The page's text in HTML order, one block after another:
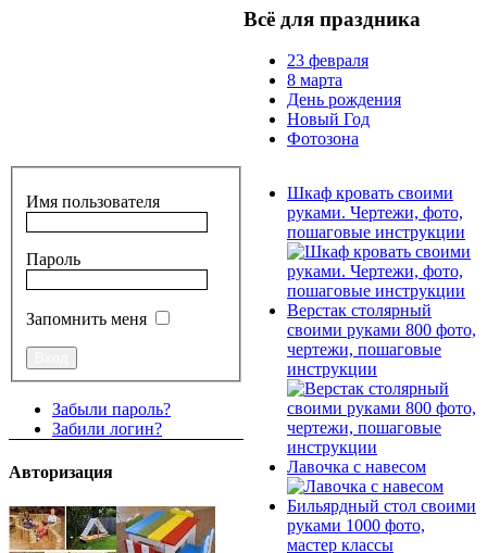
Всё для праздника
23 февраля
8 марта
День рождения
Новый Год
Фотозона
Имя пользователя
Пароль
Запомнить меня
Забыли пароль?
Забили логин?
Авторизация
Шкаф кровать своими
руками. Чертежи, фото,
пошаговые инструкции
Верстак столярный
своими руками 800 фото,
чертежи, пошаговые
инструкции
Лавочка с навесом
Бильярдный стол своими
руками 1000 фото,
мастер классы